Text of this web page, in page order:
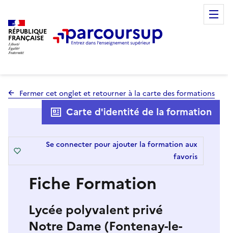
RÉPUBLIQUE
FRANÇAISE
Fermer cet onglet et retourner à la carte des formations
Fiche Formation
Lycée polyvalent privé
Notre Dame (Fontenay-le-
Carte d'identité de la formation
Se connecter pour ajouter la formation aux
favoris